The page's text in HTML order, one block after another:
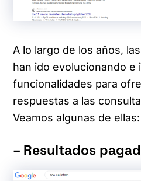
A lo largo de los años, las
han ido evolucionando e
funcionalidades para
respuestas a las
Veamos algunas de ellas:
– Resultados